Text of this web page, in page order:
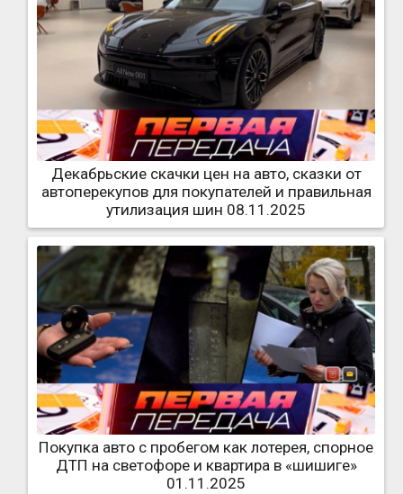
Декабрьские скачки цен на авто, сказки от
автоперекупов для покупателей и правильная
утилизация шин 08.11.2025
Покупка авто с пробегом как лотерея, спорное
ДТП на светофоре и квартира в «шишиге»
01.11.2025